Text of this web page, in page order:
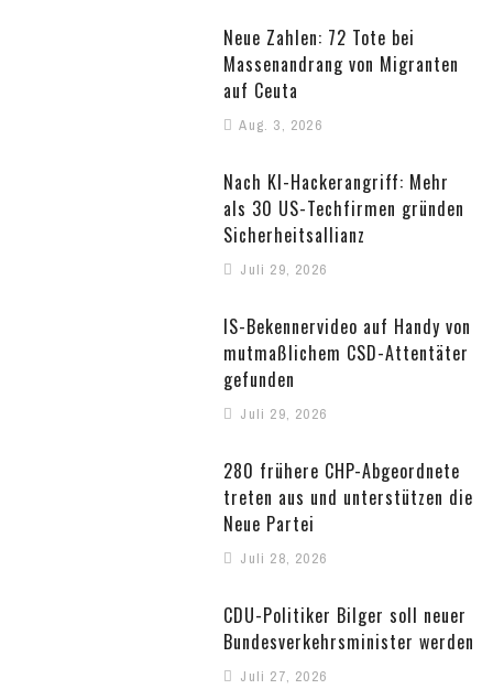
Neue Zahlen: 72 Tote bei
Massenandrang von Migranten
auf Ceuta
Aug. 3, 2026
Nach KI-Hackerangriff: Mehr
als 30 US-Techfirmen gründen
Sicherheitsallianz
Juli 29, 2026
IS-Bekennervideo auf Handy von
mutmaßlichem CSD-Attentäter
gefunden
Juli 29, 2026
280 frühere CHP-Abgeordnete
treten aus und unterstützen die
Neue Partei
Juli 28, 2026
CDU-Politiker Bilger soll neuer
Bundesverkehrsminister werden
Juli 27, 2026